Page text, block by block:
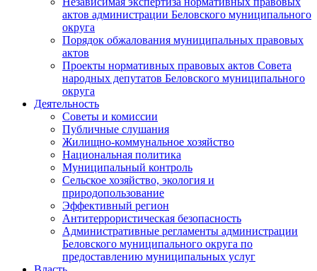
актов администрации Беловского муниципального
округа
Порядок обжалования муниципальных правовых
актов
Проекты нормативных правовых актов Совета
народных депутатов Беловского муниципального
округа
Деятельность
Советы и комиссии
Публичные слушания
Жилищно-коммунальное хозяйство
Национальная политика
Муниципальный контроль
Сельское хозяйство, экология и
природопользование
Эффективный регион
Антитеррористическая безопасность
Административные регламенты администрации
Беловского муниципального округа по
предоставлению муниципальных услуг